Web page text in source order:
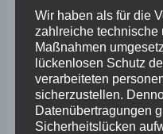
Wir haben als für die
zahlreiche technische
Maßnahmen
lückenlosen Schutz
verarbeiteten
sicherzustellen.
Datenübertragungen
Sicherheitslücken